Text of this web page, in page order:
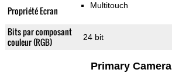
Propriété Ecran Multitouch
Bits par composant
couleur (RGB)
24 bit
Primary Camera